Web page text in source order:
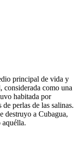
principal de vida y
considerada como una
habitada por
perlas de las salinas.
destruyo a Cubagua,
aquélla.